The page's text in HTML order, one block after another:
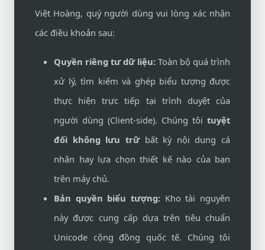
Việt Hoàng, quý người dùng vui lòng xác nhận
các điều khoản sau:
Quyền riêng tư dữ liệu: Toàn bộ quá trình
xử lý, tìm kiếm và ghép biểu tượng được
thực hiện trực tiếp tại trình duyệt của
người dùng (Client-side). Chúng tôi tuyệt
đối không lưu trữbất kỳ nội dung cá
nhân hay lựa chọn thiết kế nào của bạn
trên máy chủ.
Bản quyền biểu tượng: Kho tài nguyên
này được cung cấp dựa trên tiêu chuẩn
Unicode cộng đồng quốc tế. Chúng tôi